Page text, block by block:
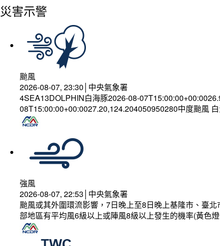
災害示警
颱風
2026-08-07, 23:30│中央氣象署
4SEA13DOLPHIN白海豚2026-08-
08T15:00:00+00:0027.20,124.204050950280中度颱風
強風
2026-08-07, 22:53│中央氣象署
颱風或其外圍環流影響，7日晚上至8日晚上基隆市、臺
部地區有平均風6級以上或陣風8級以上發生的機率(黃色